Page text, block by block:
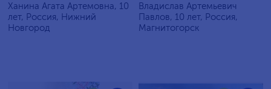
Ханина Агата Артемовна, 10
лет, Россия, Нижний
Новгород
Владислав Артемьевич
Павлов, 10 лет, Россия,
Магнитогорск